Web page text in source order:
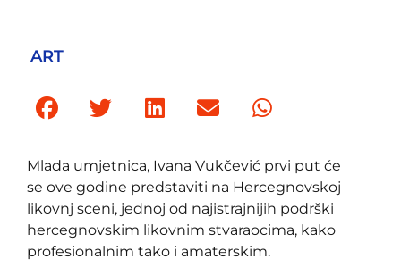
ART
Mlada umjetnica, Ivana Vukčević prvi put će
se ove godine predstaviti na Hercegnovskoj
likovnj sceni, jednoj od najistrajnijih podrški
hercegnovskim likovnim stvaraocima, kako
profesionalnim tako i amaterskim.